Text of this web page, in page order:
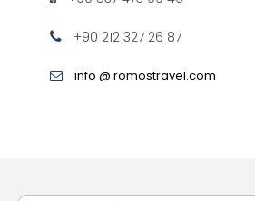
+90 212 327 26 87
info @ romostravel.com